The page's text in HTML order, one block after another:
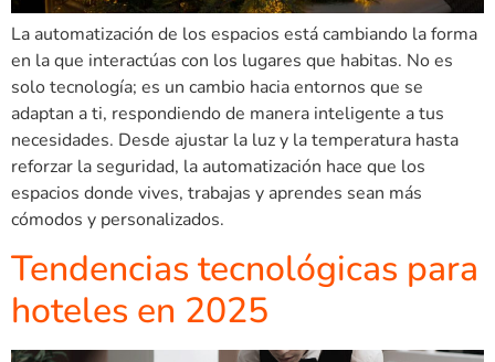
La automatización de los espacios está cambiando la forma
en la que interactúas con los lugares que habitas. No es
solo tecnología; es un cambio hacia entornos que se
adaptan a ti, respondiendo de manera inteligente a tus
necesidades. Desde ajustar la luz y la temperatura hasta
reforzar la seguridad, la automatización hace que los
espacios donde vives, trabajas y aprendes sean más
cómodos y personalizados.
Tendencias tecnológicas para
hoteles en 2025